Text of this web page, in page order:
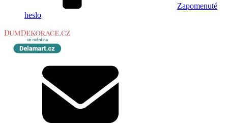
Zapomenuté
heslo